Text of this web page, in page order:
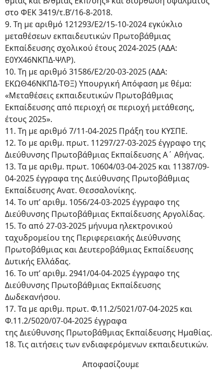
στο ΦΕΚ 3419/τ.Β’/16-8-2018.
9. Τη με αριθμό 121293/Ε2/15-10-2024 εγκύκλιο
μεταθέσεων εκπαιδευτικών Πρωτοβάθμιας
Εκπαίδευσης σχολικού έτους 2024-2025 (ΑΔΑ:
Ε0ΥΧ46ΝΚΠΔ-ΨΛΡ).
10. Τη με αριθμό 31586/Ε2/20-03-2025 (ΑΔΑ:
ΕΚΩΘ46ΝΚΠΔ-ΤΘΞ) Υπουργική Απόφαση με θέμα:
«Μεταθέσεις εκπαιδευτικών Πρωτοβάθμιας
Εκπαίδευσης από περιοχή σε περιοχή μετάθεσης,
έτους 2025».
11. Τη με αριθμό 7/11-04-2025 Πράξη του ΚΥΣΠΕ.
12. Το με αριθμ. πρωτ. 11297/27-03-2025 έγγραφο της
Διεύθυνσης Πρωτοβάθμιας Εκπαίδευσης Α΄ Αθήνας.
13. Τα με αριθμ. πρωτ. 10604/03-04-2025 και 11387/09-
04-2025 έγγραφα της Διεύθυνσης Πρωτοβάθμιας
Εκπαίδευσης Ανατ. Θεσσαλονίκης.
14. Το υπ’ αριθμ. 1056/24-03-2025 έγγραφο της
Διεύθυνσης Πρωτοβάθμιας Εκπαίδευσης Αργολίδας.
15. Το από 27-03-2025 μήνυμα ηλεκτρονικού
ταχυδρομείου της Περιφερειακής Διεύθυνσης
Πρωτοβάθμιας και Δευτεροβάθμιας Εκπαίδευσης
Δυτικής Ελλάδας.
16. Το υπ’ αριθμ. 2941/04-04-2025 έγγραφο της
Διεύθυνσης Πρωτοβάθμιας Εκπαίδευσης
Δωδεκανήσου.
17. Τα με αριθμ. πρωτ. Φ.11.2/5021/07-04-2025 και
Φ.11.2/5020/07-04-2025 έγγραφα
της Διεύθυνσης Πρωτοβάθμιας Εκπαίδευσης Ημαθίας.
18. Τις αιτήσεις των ενδιαφερόμενων εκπαιδευτικών.
Αποφασίζουμε